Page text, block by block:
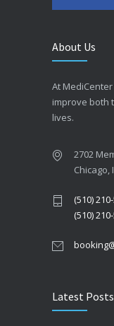
About Us
At
improve both
lives.
2702
Chicago,
(510)
(510)
Latest Posts